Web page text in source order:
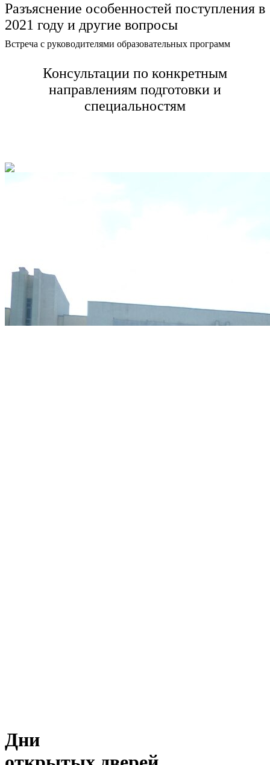
Разъяснение особенностей поступления в
2021 году и другие вопросы
Встреча с руководителями образовательных программ
Консультации по конкретным
направлениям подготовки и
специальностям
Дни